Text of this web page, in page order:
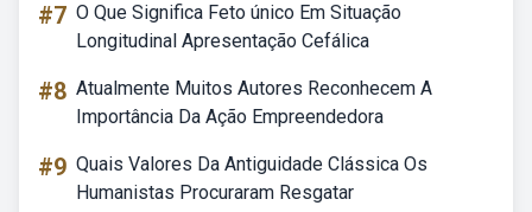
#7 O Que Significa Feto único Em Situação
Longitudinal Apresentação Cefálica
#8 Atualmente Muitos Autores Reconhecem A
Importância Da Ação Empreendedora
#9 Quais Valores Da Antiguidade Clássica Os
Humanistas Procuraram Resgatar